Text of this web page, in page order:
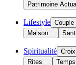
Patrimoine
Lifestyle Couple
Maison
Spiritualité Croix
Rites